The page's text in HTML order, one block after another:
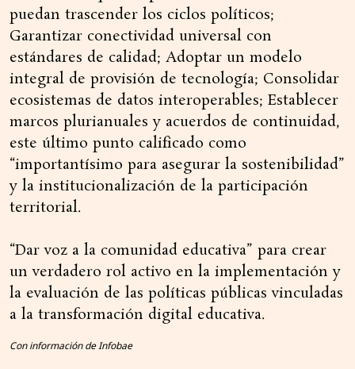
puedan trascender los ciclos políticos;
Garantizar conectividad universal con
estándares de calidad; Adoptar un modelo
integral de provisión de tecnología; Consolidar
ecosistemas de datos interoperables; Establecer
marcos plurianuales y acuerdos de continuidad,
este último punto calificado como
“importantísimo para asegurar la sostenibilidad”
y la institucionalización de la participación
territorial.
“Dar voz a la comunidad educativa” para crear
un verdadero rol activo en la implementación y
la evaluación de las políticas públicas vinculadas
a la transformación digital educativa.
Con información de Infobae